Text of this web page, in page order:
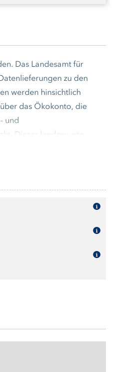
Das Landesamt für
zu den
werden hinsichtlich
das Ökokonto, die
und
Dieser landesweite